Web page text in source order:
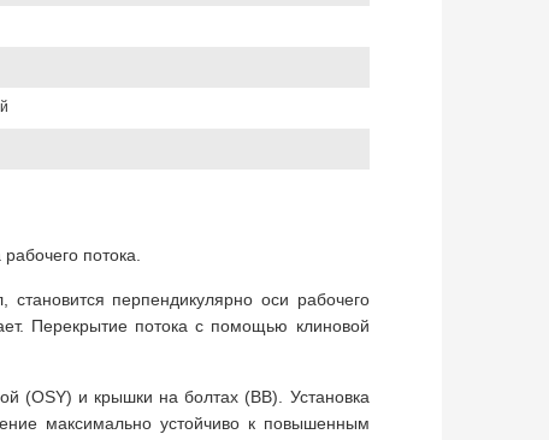
потока.
перпендикулярно оси рабочего
Перекрытие потока с помощью клиновой
(OSY) и крышки на болтах (BB). Установка
максимально устойчиво к повышенным